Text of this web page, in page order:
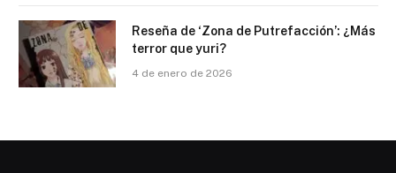
Reseña de ‘Zona de Putrefacción’: ¿Más
terror que yuri?
4 de enero de 2026